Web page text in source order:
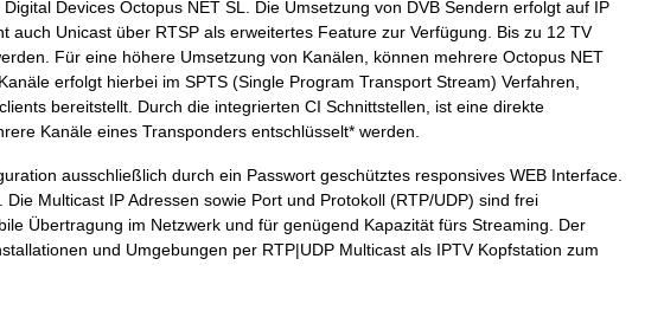
Devices Octopus NET SL. Die Umsetzung von DVB Sendern erfolgt auf IP
Unicast über RTSP als erweitertes Feature zur Verfügung. Bis zu 12 TV
Für eine höhere Umsetzung von Kanälen, können mehrere Octopus NET
erfolgt hierbei im SPTS (Single Program Transport Stream) Verfahren,
bereitstellt. Durch die integrierten CI Schnittstellen, ist eine direkte
Kanäle eines Transponders entschlüsselt* werden.
ausschließlich durch ein Passwort geschütztes responsives WEB Interface.
Multicast IP Adressen sowie Port und Protokoll (RTP/UDP) sind frei
Übertragung im Netzwerk und für genügend Kapazität fürs Streaming. Der
und Umgebungen per RTP|UDP Multicast als IPTV Kopfstation zum